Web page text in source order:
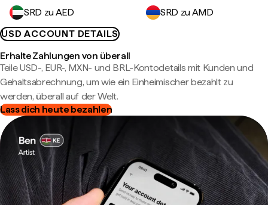
SRD zu AED
SRD zu AMD
USD ACCOUNT DETAILS
Erhalte Zahlungen von überall
Teile USD-, EUR-, MXN- und BRL-Kontodetails mit Kunden und
Gehaltsabrechnung, um wie ein Einheimischer bezahlt zu
werden, überall auf der Welt.
Lass dich heute bezahlen